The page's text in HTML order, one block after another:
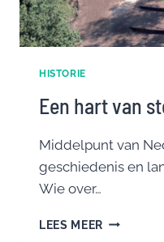
HISTORIE
Een hart van
Middelpunt van
geschiedenis en
Wie over…
LEES MEER EEN